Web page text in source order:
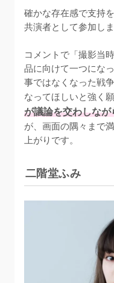
確かな存在感で支持
共演者として参加しま
コメントで「撮影当
品に向けて一つにな
事ではなくなった戦
なってほしいと強く
が議論を交わしな
が、画面の隅々まで
上がりです。
二階堂ふみ